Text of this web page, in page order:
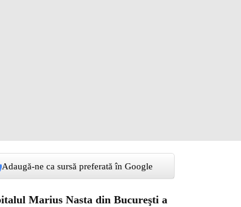
Adaugă-ne ca sursă preferată în Google
Marius Nasta din Bucureşti a